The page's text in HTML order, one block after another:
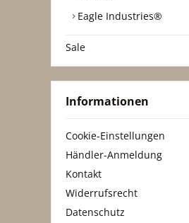
Eagle Industries®
Sale
Informationen
Cookie-Einstellungen
Händler-Anmeldung
Kontakt
Widerrufsrecht
Datenschutz